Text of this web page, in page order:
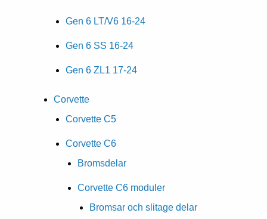
Gen 6 LT/V6 16-24
Gen 6 SS 16-24
Gen 6 ZL1 17-24
Corvette
Corvette C5
Corvette C6
Bromsdelar
Corvette C6 moduler
Bromsar och slitage delar